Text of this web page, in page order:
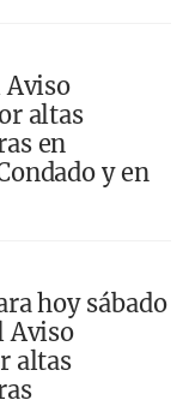
Aviso
altas
en
y en
hoy sábado
Aviso
altas